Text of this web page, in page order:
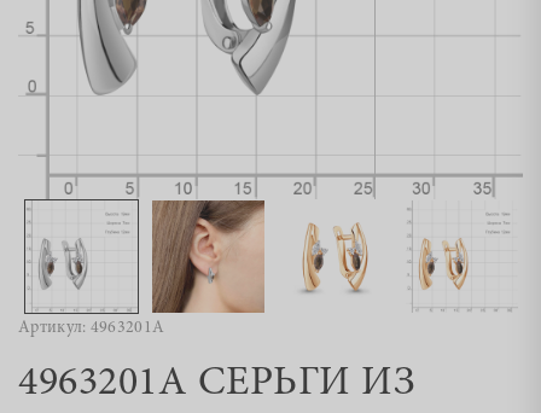
Артикул: 4963201А
4963201А СЕРЬГИ ИЗ